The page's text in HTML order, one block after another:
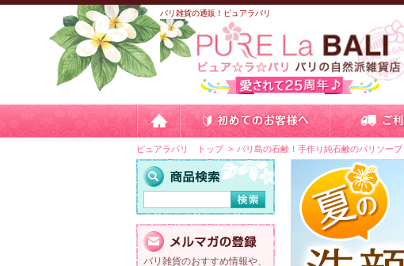
バリ雑貨の通販！ピュアラバリ
ピュアラバリ トップ バリ島の石鹸！手作り純石鹸のバリソープ
バリ雑貨のおすすめ情報や、